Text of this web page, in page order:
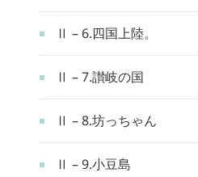
Ⅱ – 6.四国上陸。
Ⅱ – 7.讃岐の国
Ⅱ – 8.坊っちゃん
Ⅱ – 9.小豆島